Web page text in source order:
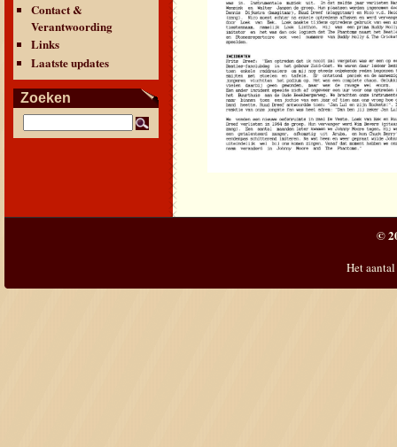
Contact &
Verantwoording
Links
Laatste updates
Zoeken
©
Het